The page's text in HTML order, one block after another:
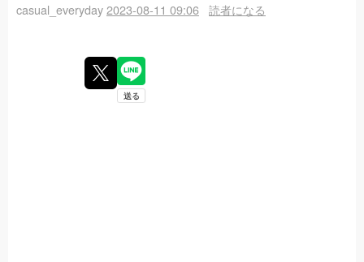
casual_everyday2023-08-11 09:06 読者になる